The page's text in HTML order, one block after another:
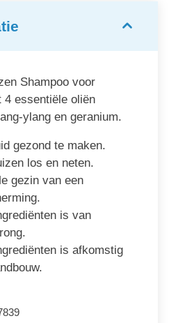
Shampoo voor
4 essentiële oliën
ylang en geranium.
gezond te maken.
los en neten.
gezin van een
is van
is afkomstig